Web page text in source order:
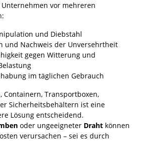
vor mehreren
und Diebstahl
und Nachweis der Unversehrtheit
gegen Witterung und
im täglichen Gebrauch
Containern, Transportboxen,
Sicherheitsbehältern ist eine
Lösung entscheidend.
oder ungeeigneter Draht können
verursachen – sei es durch